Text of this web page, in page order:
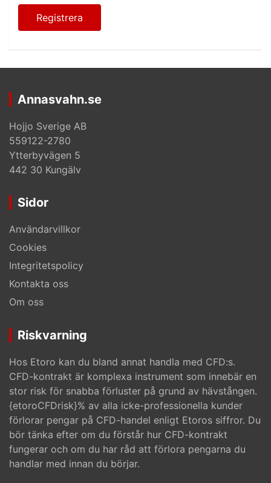
Annasvahn.se
Hojjo Sverige AB
559122-2780
Ytterbyvägen 5
442 30 Kungälv
Sidor
Användarvillkor
Cookies
Integritetspolicy
Kontakta oss
Om oss
Riskvarning
Hos Etoro kan du bland annat handla med CFD:s.
CFD-kontrakt är komplexa instrument som innebär en
stor risk för snabba förluster på grund av hävstången.
{etoroCFDrisk}% av alla icke-professionella kunder
förlorar pengar på CFD-handel enligt Etoros siffror. Du
bör tänka efter om du förstår hur CFD-kontrakt
fungerar och om du har råd att förlora pengarna du
handlar med innan du börjar.